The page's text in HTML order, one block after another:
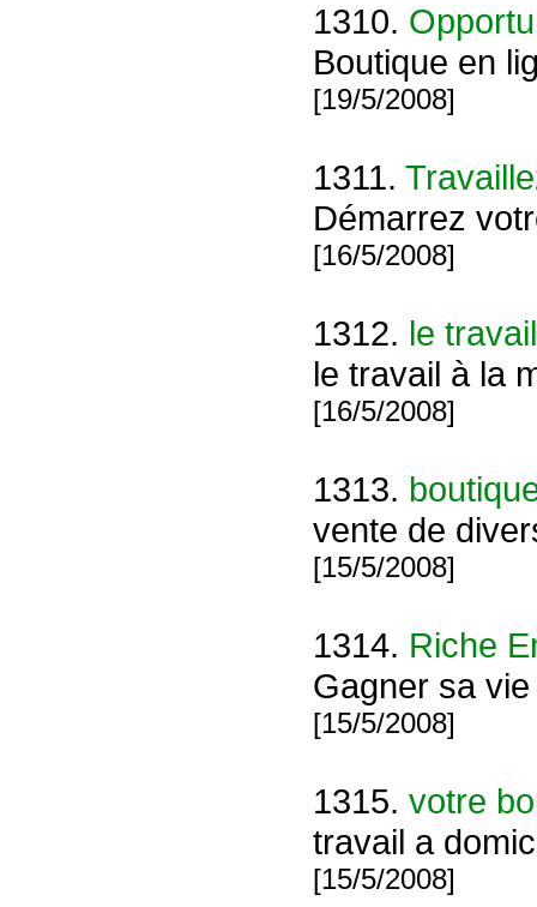
1310.
Boutique en
[19/5/2008]
1311.
Démarrez
[16/5/2008]
1312. le
le travail à la
[16/5/2008]
1313.
vente de
[15/5/2008]
1314. Riche
Gagner sa
[15/5/2008]
1315. votre
travail a
[15/5/2008]